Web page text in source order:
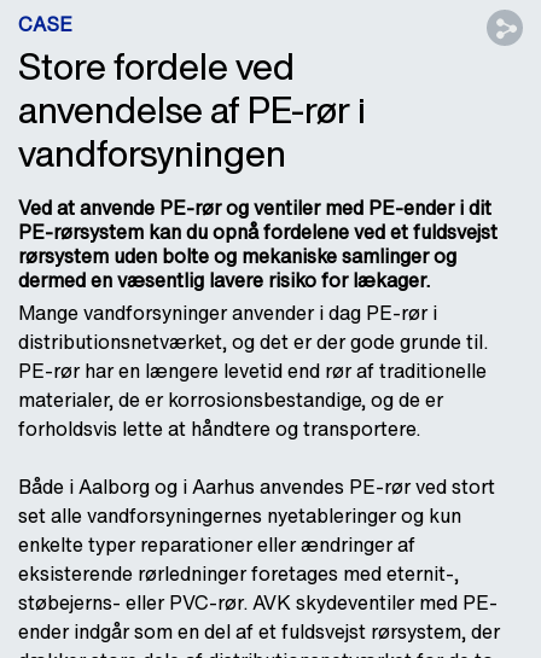
CASE
Store fordele ved
anvendelse af PE-rør i
vandforsyningen
Ved at anvende PE-rør og ventiler med PE-ender i dit
PE-rørsystem kan du opnå fordelene ved et fuldsvejst
rørsystem uden bolte og mekaniske samlinger og
dermed en væsentlig lavere risiko for lækager.
Mange vandforsyninger anvender i dag PE-rør i
distributionsnetværket, og det er der gode grunde til.
PE-rør har en længere levetid end rør af traditionelle
materialer, de er korrosionsbestandige, og de er
forholdsvis lette at håndtere og transportere.
Både i Aalborg og i Aarhus anvendes PE-rør ved stort
set alle vandforsyningernes nyetableringer og kun
enkelte typer reparationer eller ændringer af
eksisterende rørledninger foretages med eternit-,
støbejerns- eller PVC-rør. AVK skydeventiler med PE-
ender indgår som en del af et fuldsvejst rørsystem, der